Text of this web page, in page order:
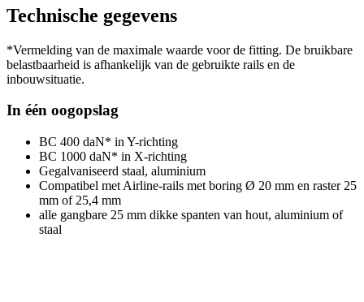
Technische gegevens
*Vermelding van de maximale waarde voor de fitting. De bruikbare
belastbaarheid is afhankelijk van de gebruikte rails en de
inbouwsituatie.
In één oogopslag
BC 400 daN* in Y-richting
BC 1000 daN* in X-richting
Gegalvaniseerd staal, aluminium
Compatibel met Airline-rails met boring Ø 20 mm en raster 25
mm of 25,4 mm
alle gangbare 25 mm dikke spanten van hout, aluminium of
staal